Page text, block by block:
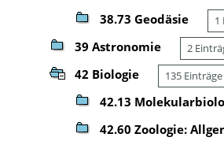
38.73 Geodäsie 1
39 Astronomie 2
42 Biologie 135 Einträge
42.13
42.60 Zoologie: